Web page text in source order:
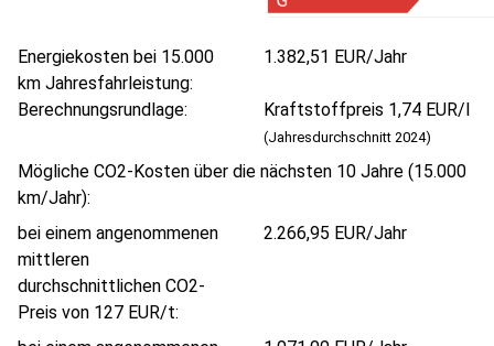
Energiekosten bei 15.000
km Jahresfahrleistung:
1.382,51 EUR/Jahr
Berechnungsrundlage: Kraftstoffpreis 1,74 EUR/l
(Jahresdurchschnitt 2024)
Mögliche CO2-Kosten über die nächsten 10 Jahre (15.000
km/Jahr):
bei einem angenommenen
mittleren
durchschnittlichen CO2-
Preis von 127 EUR/t:
2.266,95 EUR/Jahr